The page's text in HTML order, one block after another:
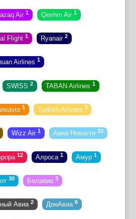
Air 1 Qeshm Air 1
Flight 1 Ryanair 2
Airlines 1
SWISS 2 TABAN Airlines 1
1 Turkish Airlines 3
Wizz Air 1 Авиа Новости 33
12 Алроса 1 Амур 1
30 Белавиа 3
Авиа 2 ДонАвиа 6